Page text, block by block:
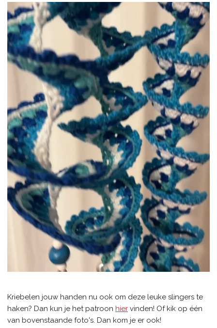
Kriebelen jouw handen nu ook om deze leuke slingers te
haken? Dan kun je het patroon hier vinden! Of kik op één
van bovenstaande foto's. Dan kom je er ook!